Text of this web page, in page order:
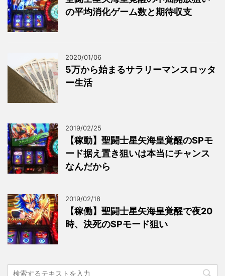
の平均消化ゲーム数と期待収支
2020/01/06
5万から始まるサラリーマンスロッタ
ー生活
2019/02/25
【稼動】聖闘士星矢海皇覚醒のSPモ
ード据え置き狙いは本当にチャンス
なんだから
2019/02/18
【稼働】聖闘士星矢海皇覚醒で夜20
時、決死のSPモード狙い